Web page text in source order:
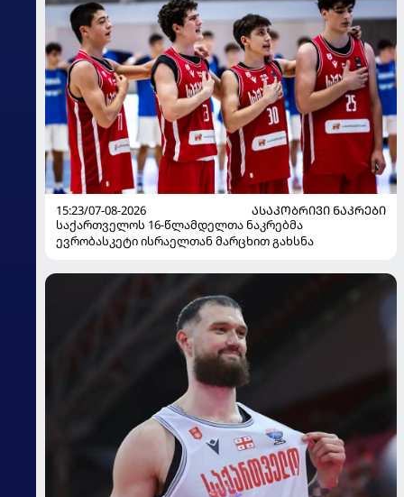
15:23/07-08-2026
ᲐᲡᲐᲙᲝᲑᲠᲘᲕᲘ ᲜᲐᲙᲠᲔᲑᲘ
საქართველოს 16-წლამდელთა ნაკრებმა
ევრობასკეტი ისრაელთან მარცხით გახსნა